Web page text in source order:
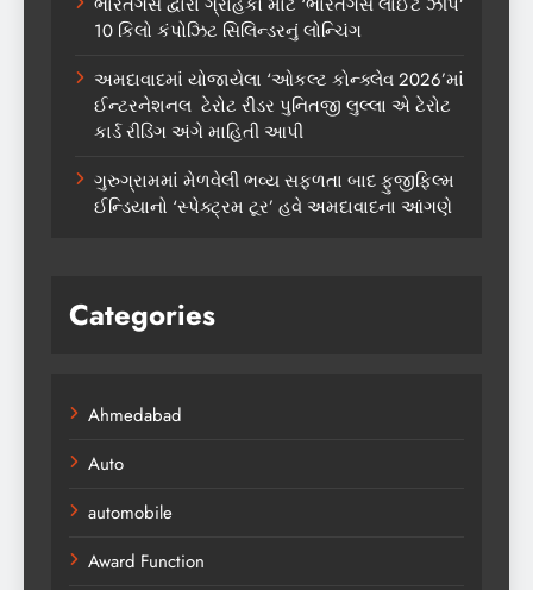
10 કિલો કંપોઝિટ સિલિન્ડરનું લોન્ચિંગ
અમદાવાદમાં યોજાયેલા ‘ઓકલ્ટ કોન્ક્લેવ 2026’માં
ઈન્ટરનેશનલ ટેરોટ રીડર પુનિતજી લુલ્લા એ ટેરોટ
કાર્ડ રીડિંગ અંગે માહિતી આપી
ગુરુગ્રામમાં મેળવેલી ભવ્ય સફળતા બાદ ફુજીફિલ્મ
ઈન્ડિયાનો ‘સ્પેક્ટ્રમ ટૂર’ હવે અમદાવાદના આંગણે
Categories
Ahmedabad
Auto
automobile
Award Function